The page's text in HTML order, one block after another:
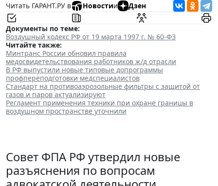
Читать ГАРАНТ.РУ в
Новостии Дзен
Документы по теме:
Воздушный кодекс РФ от 19 марта 1997 г. № 60-ФЗ
Читайте также:
Минтранс России обновил правила
медосвидетельствования работников ж/д отрасли
В РФ выпустили новые типовые допрограммы
профпереподготовки медспециалистов
Стандарт на противоаэрозольные фильтры с защитой от
газов и паров актуализируют
Регламент применения техники при охране границы в
воздушном пространстве уточнили
Совет ФПА РФ утвердил новые
разъяснения по вопросам